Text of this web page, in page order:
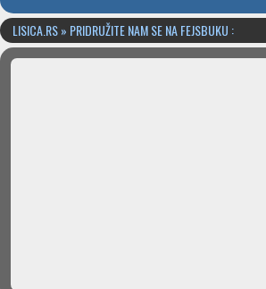
LISICA.RS » PRIDRUŽITE NAM SE NA FEJSBUKU :